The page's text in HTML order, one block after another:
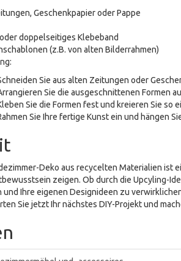
Geschenkpapier oder Pappe
doppelseitiges Klebeband
(z.B. von alten Bilderrahmen)
Sie aus alten Zeitungen oder
Sie die ausgeschnittenen Formen
Sie die Formen fest und kreieren Sie so
Sie Ihre fertige Kunst ein und hängen
Deko aus recycelten Materialien ist
zeigen. Ob durch die Upcyling-
und Ihre eigenen Designideen zu
Sie jetzt Ihr nächstes DIY-Projekt und